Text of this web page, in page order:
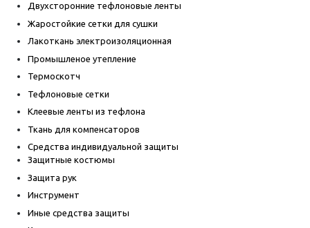
Двухсторонние тефлоновые ленты
Жаростойкие сетки для сушки
Лакоткань электроизоляционная
Промышленое утепление
Термоскотч
Тефлоновые сетки
Клеевые ленты из тефлона
Ткань для компенсаторов
Средства индивидуальной защиты
Защитные костюмы
Защита рук
Инструмент
Иные средства защиты